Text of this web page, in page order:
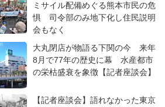
ミサイル配備めぐる熊本市民の危
惧 司令部のみ地下化し住民説明
会もなく
大丸閉店が物語る下関の今 来年
8月で77年の歴史に幕 水産都市
の栄枯盛衰を象徴【記者座談会】
【記者座談会】語れなかった東京